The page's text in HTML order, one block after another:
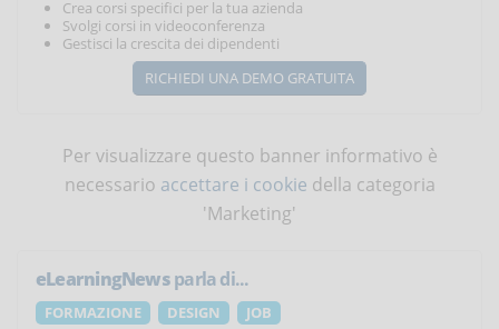
Crea corsi specifici per la tua azienda
Svolgi corsi in videoconferenza
Gestisci la crescita dei dipendenti
RICHIEDI UNA DEMO GRATUITA
Per visualizzare questo banner informativo è
necessario accettare i cookie della categoria
'Marketing'
eLearningNewsparla di...
FORMAZIONE DESIGN
JOB